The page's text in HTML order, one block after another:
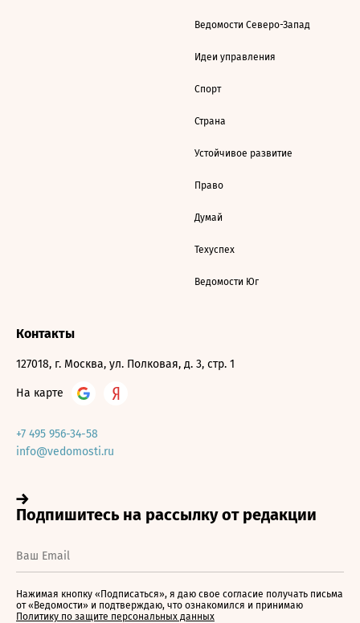
Ведомости Северо-Запад
Идеи управления
Спорт
Страна
Устойчивое развитие
Право
Думай
Техуспех
Ведомости Юг
Контакты
127018, г. Москва, ул. Полковая, д. 3, стр. 1
На карте
+7 495 956-34-58
info@vedomosti.ru
Нажимая кнопку «Подписаться», я даю свое согласие получать письма
от «Ведомости» и подтверждаю, что ознакомился и принимаю
Политику по защите персональных данных